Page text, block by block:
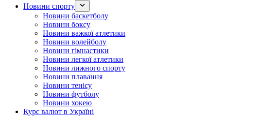
Новини спорту
Новини баскетболу
Новини боксу
Новини важкої атлетики
Новини волейболу
Новини гімнастики
Новини легкої атлетики
Новини лижного спорту
Новини плавання
Новини тенісу
Новини футболу
Новини хокею
Курс валют в Україні